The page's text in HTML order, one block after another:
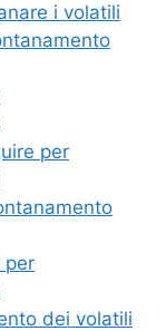
i volatili
per
per
dei volatili